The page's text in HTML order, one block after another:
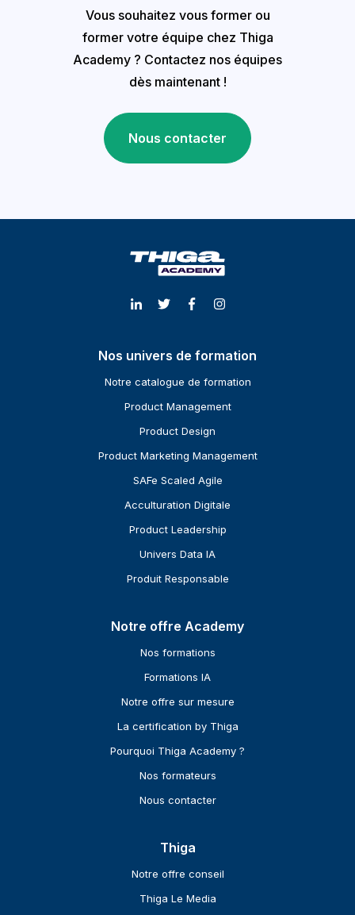
Vous souhaitez vous former ou
former votre équipe chez Thiga
Academy ? Contactez nos équipes
dès maintenant !
Nous contacter
Nos univers de formation
Notre catalogue de formation
Product Management
Product Design
Product Marketing Management
SAFe Scaled Agile
Acculturation Digitale
Product Leadership
Univers Data IA
Produit Responsable
Notre offre Academy
Nos formations
Formations IA
Notre offre sur mesure
La certification by Thiga
Pourquoi Thiga Academy ?
Nos formateurs
Nous contacter
Thiga
Notre offre conseil
Thiga Le Media